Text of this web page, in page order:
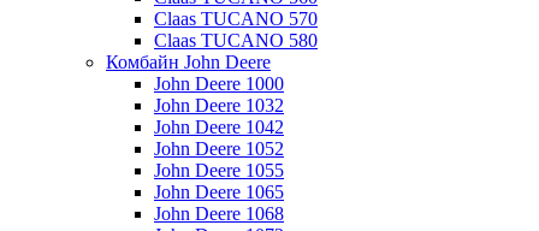
Claas TUCANO 570
Claas TUCANO 580
Комбайн John Deere
John Deere 1000
John Deere 1032
John Deere 1042
John Deere 1052
John Deere 1055
John Deere 1065
John Deere 1068